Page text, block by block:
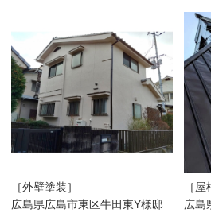
［外壁塗装］
広島県広島市東区牛田東Y様邸
［屋
広島